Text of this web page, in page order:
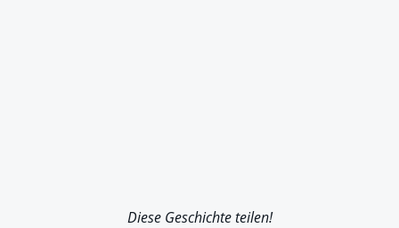
Diese Geschichte teilen!